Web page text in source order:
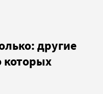
другие
которых